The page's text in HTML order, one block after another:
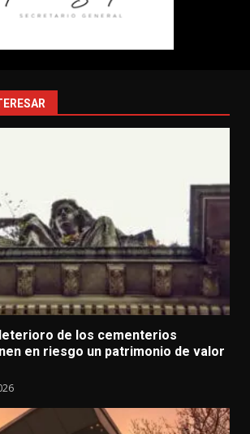
de los cementerios
en riesgo un patrimonio de valor